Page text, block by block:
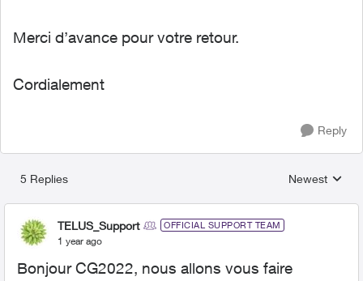
Merci d’avance pour votre retour.
Cordialement
Reply
5 Replies
Replies
Newest
TELUS_Support OFFICIAL SUPPORT TEAM
1 year ago
Bonjour CG2022, nous allons vous faire